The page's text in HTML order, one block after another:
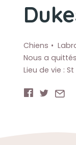
Chiens
Nous a
Lieu de vie :